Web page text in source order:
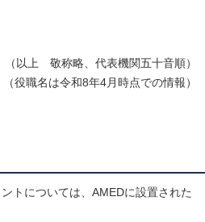
（以上 敬称略、代表機関五十音順）
（役職名は令和8年4月時点での情報）
トについては、AMEDに設置された